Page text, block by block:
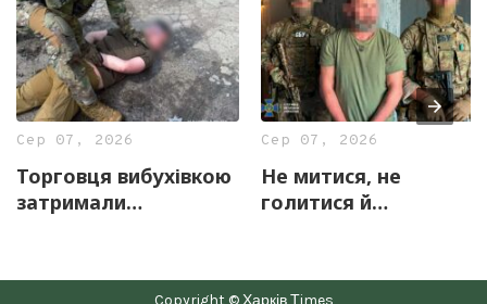
Сер 07, 2026
Торговця вибухівкою
затримали
Сер 07, 2026
Не митися, не
голитися й
у Харкові викрили
Copyright © Харків Тimes